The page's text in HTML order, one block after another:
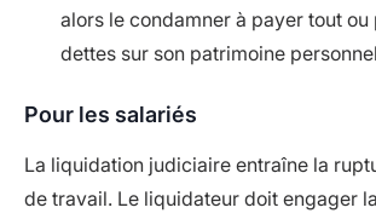
alors le condamner à payer tout ou
dettes sur son patrimoine
Pour les salariés
La liquidation judiciaire entraîne la
de travail. Le liquidateur doit engager